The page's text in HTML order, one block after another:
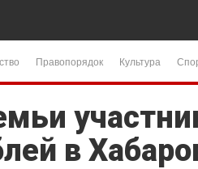
Правопорядок Культура
в